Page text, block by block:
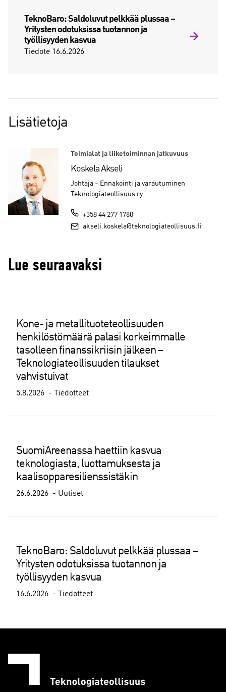
TeknoBaro: Saldoluvut pelkkää plussaa –
Yritysten odotuksissa tuotannon ja
työllisyyden kasvua
Tiedote 16.6.2026
Lisätietoja
Toimialat ja liiketoiminnan jatkuvuus
Koskela Akseli
Johtaja – Ennakointi ja varautuminen
Teknologiateollisuus ry
+358 44 277 1780
akseli.koskela@teknologiateollisuus.fi
Lue seuraavaksi
Kone- ja metallituoteteollisuuden
henkilöstömäärä palasi korkeimmalle
tasolleen finanssikriisin jälkeen –
Teknologiateollisuuden tilaukset
vahvistuivat
5.8.2026 Tiedotteet
SuomiAreenassa haettiin kasvua
teknologiasta, luottamuksesta ja
kaalisopparesilienssistäkin
26.6.2026 Uutiset
TeknoBaro: Saldoluvut pelkkää plussaa –
Yritysten odotuksissa tuotannon ja
työllisyyden kasvua
16.6.2026 Tiedotteet